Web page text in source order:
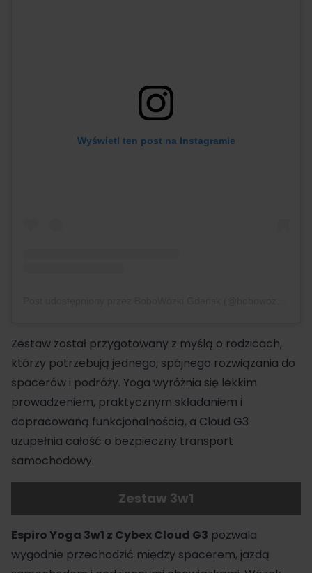
Wyświetl ten post na Instagramie
Zestaw został przygotowany z myślą o rodzicach,
którzy potrzebują jednego, spójnego rozwiązania do
spacerów i podróży. Yoga wyróżnia się lekkim
prowadzeniem, praktycznym składaniem i
dopracowaną funkcjonalnością, a Cloud G3
uzupełnia całość o bezpieczny transport
samochodowy.
Zestaw 3w1
Espiro Yoga 3w1 z Cybex Cloud G3 pozwala
wygodnie przechodzić między spacerem, jazdą